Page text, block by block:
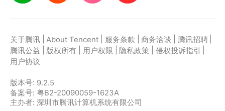
关于腾讯 About Tencent 服务条款 商务洽谈 腾讯招聘
腾讯公益
版权所有 用户权限 隐私政策 侵权投诉指引
用户协议
版本号: 9.2.5
备案号: 粤B2-20090059-1623A
主办者: 深圳市腾讯计算机系统有限公司